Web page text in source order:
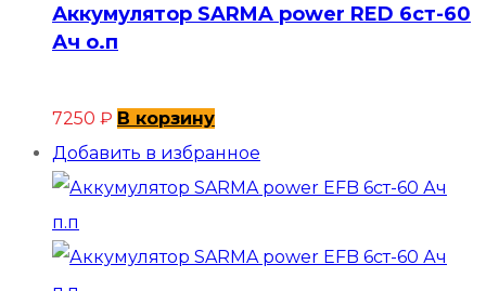
Аккумулятор SARMA power RED 6ст-60
Ач о.п
7250 ₽ В корзину
Добавить в избранное